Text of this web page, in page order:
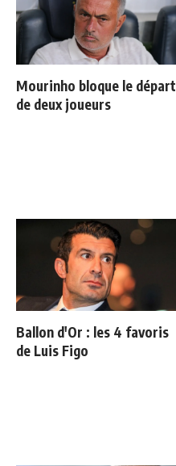
Mourinho bloque le départ
de deux joueurs
Ballon d'Or : les 4 favoris
de Luis Figo